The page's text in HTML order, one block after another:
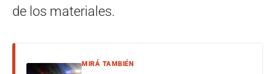
de los materiales.
MIRÁ TAMBIÉN